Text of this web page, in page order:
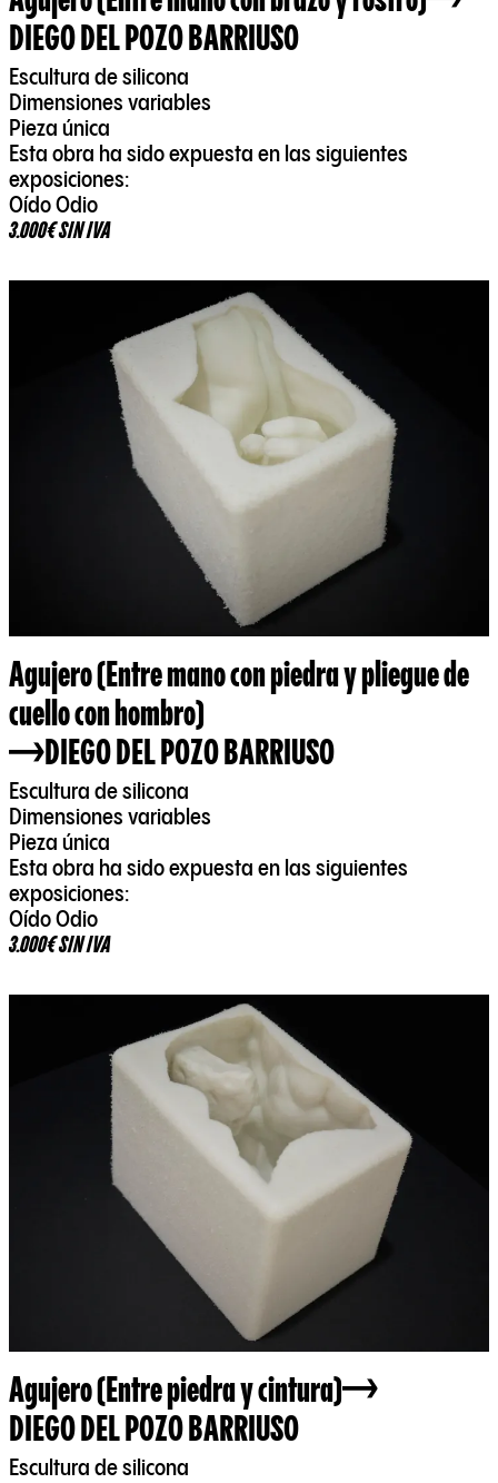
DIEGO DEL POZO BARRIUSO
Escultura de silicona
Dimensiones variables
Pieza única
Esta obra ha sido expuesta en las siguientes
exposiciones:
Oído Odio
3.000€ SIN IVA
Agujero (Entre mano con piedra y pliegue de
cuello con hombro)
DIEGO DEL POZO BARRIUSO
Escultura de silicona
Dimensiones variables
Pieza única
Esta obra ha sido expuesta en las siguientes
exposiciones:
Oído Odio
3.000€ SIN IVA
Agujero (Entre piedra y cintura)
DIEGO DEL POZO BARRIUSO
Escultura de silicona